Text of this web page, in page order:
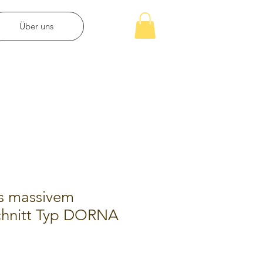
Über uns
massivem
Typ DORNA